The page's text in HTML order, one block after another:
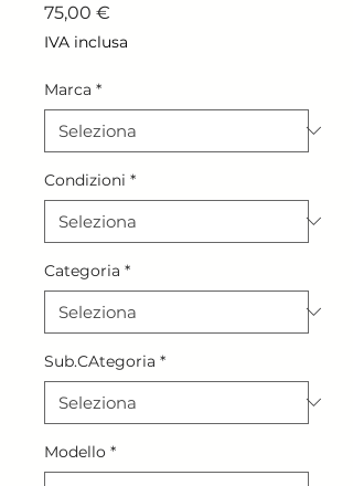
75,00 €
IVA inclusa
Marca *
Condizioni *
Categoria *
Sub.CAtegoria *
Modello *